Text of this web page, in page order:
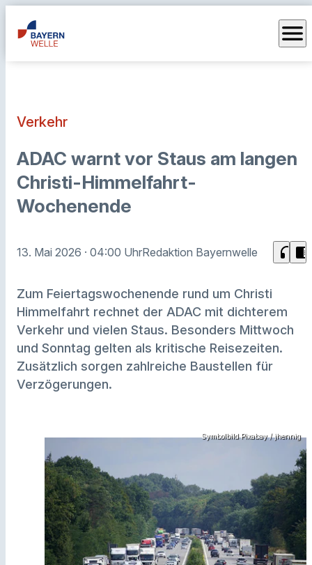
menu
Verkehr
ADAC warnt vor Staus am langen
Christi-Himmelfahrt-
Wochenende
13. Mai 2026 · 04:00 UhrRedaktion Bayernwelle headphones chrome_reader_mode
Zum Feiertagswochenende rund um Christi
Himmelfahrt rechnet der ADAC mit dichterem
Verkehr und vielen Staus. Besonders Mittwoch
und Sonntag gelten als kritische Reisezeiten.
Zusätzlich sorgen zahlreiche Baustellen für
Verzögerungen.
Symbolbild Pixabay / jhennig